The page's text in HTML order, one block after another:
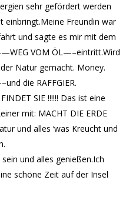
sehr gefördert werden
einbringt.Meine Freundin war
und sagte es mir mit dem
VOM ÖL—–eintritt.Wird
Natur gemacht. Money.
die RAFFGIER.
SIE !!!!!! Das ist eine
mit: MACHT DIE ERDE
und alles ‘was Kreucht und
und alles genießen.Ich
schöne Zeit auf der Insel